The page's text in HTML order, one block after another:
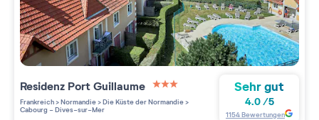
Residenz Port Guillaume
3 étoiles sur 5
Frankreich>Normandie>Die Küste der Normandie>
Cabourg - Dives-sur-Mer
Sehr gut
4.0/5
1154Bewertungen